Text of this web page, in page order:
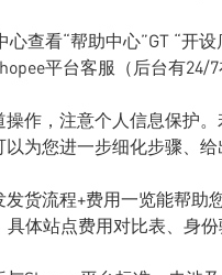
查看“帮助中心”GT “开
平台客服（后台有
作，注意个人信息保护
为您进一步细化步骤、
货流程+费用一览能帮助
体站点费用对比表、身